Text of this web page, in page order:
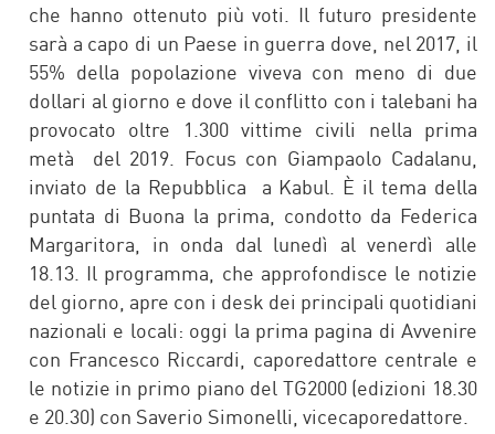
che hanno ottenuto più voti. Il futuro presidente
sarà a capo di un Paese in guerra dove, nel 2017, il
55% della popolazione viveva con meno di due
dollari al giorno e dove il conflitto con i talebani ha
provocato oltre 1.300 vittime civili nella prima
metà del 2019. Focus con Giampaolo Cadalanu,
inviato de la Repubblica a Kabul. È il tema della
puntata di Buona la prima, condotto da Federica
Margaritora, in onda dal lunedì al venerdì alle
18.13. Il programma, che approfondisce le notizie
del giorno, apre con i desk dei principali quotidiani
nazionali e locali: oggi la prima pagina di Avvenire
con Francesco Riccardi, caporedattore centrale e
le notizie in primo piano del TG2000 (edizioni 18.30
e 20.30) con Saverio Simonelli, vicecaporedattore.